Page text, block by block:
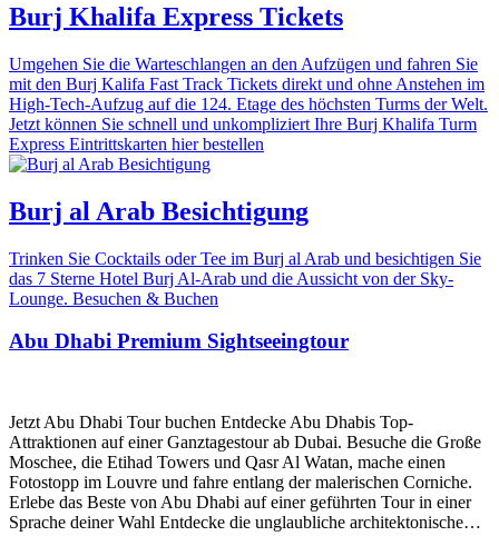
Burj Khalifa Express Tickets
Umgehen Sie die Warteschlangen an den Aufzügen und fahren Sie
mit den Burj Kalifa Fast Track Tickets direkt und ohne Anstehen im
High-Tech-Aufzug auf die 124. Etage des höchsten Turms der Welt.
Jetzt können Sie schnell und unkompliziert Ihre Burj Khalifa Turm
Express Eintrittskarten hier bestellen
Burj al Arab Besichtigung
Trinken Sie Cocktails oder Tee im Burj al Arab und besichtigen Sie
das 7 Sterne Hotel Burj Al-Arab und die Aussicht von der Sky-
Lounge. Besuchen & Buchen
Abu Dhabi Premium Sightseeingtour
Jetzt Abu Dhabi Tour buchen Entdecke Abu Dhabis Top-
Attraktionen auf einer Ganztagestour ab Dubai. Besuche die Große
Moschee, die Etihad Towers und Qasr Al Watan, mache einen
Fotostopp im Louvre und fahre entlang der malerischen Corniche.
Erlebe das Beste von Abu Dhabi auf einer geführten Tour in einer
Sprache deiner Wahl Entdecke die unglaubliche architektonische…